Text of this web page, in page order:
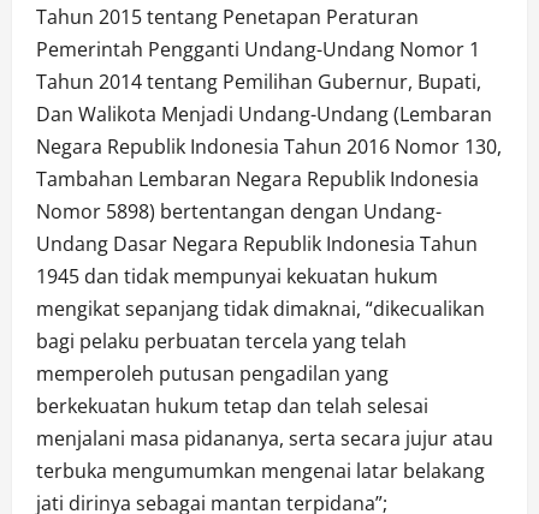
Tahun 2015 tentang Penetapan Peraturan
Pemerintah Pengganti Undang-Undang Nomor 1
Tahun 2014 tentang Pemilihan Gubernur, Bupati,
Dan Walikota Menjadi Undang-Undang (Lembaran
Negara Republik Indonesia Tahun 2016 Nomor 130,
Tambahan Lembaran Negara Republik Indonesia
Nomor 5898) bertentangan dengan Undang-
Undang Dasar Negara Republik Indonesia Tahun
1945 dan tidak mempunyai kekuatan hukum
mengikat sepanjang tidak dimaknai, “dikecualikan
bagi pelaku perbuatan tercela yang telah
memperoleh putusan pengadilan yang
berkekuatan hukum tetap dan telah selesai
menjalani masa pidananya, serta secara jujur atau
terbuka mengumumkan mengenai latar belakang
jati dirinya sebagai mantan terpidana”;